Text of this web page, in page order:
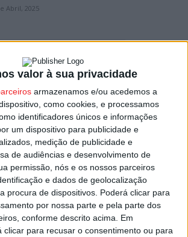
valor à sua privacidade
armazenamos e/ou acedemos a
como cookies, e processamos
identificadores únicos e informações
um dispositivo para publicidade e
medição de publicidade e
de audiências e desenvolvimento de
permissão, nós e os nossos parceiros
e dados de geolocalização
procura de dispositivos. Poderá clicar para
por nossa parte e pela parte dos
conforme descrito acima. Em
clicar para recusar o consentimento ou para
Abril, 2025
suspeitos de tráfico de
no...
Dezembro, 2024